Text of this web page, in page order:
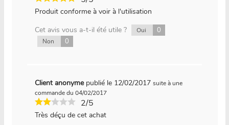
Produit conforme à voir à l'utilisation
Cet avis vous a-t-il été utile ?
Oui 0
Non 0
Client anonyme publié le 12/02/2017 suite à une
commande du 04/02/2017
2/5
Très déçu de cet achat